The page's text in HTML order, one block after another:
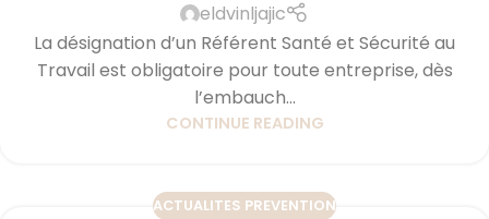
eldvinljajic
La désignation d’un Référent Santé et Sécurité au
Travail est obligatoire pour toute entreprise, dès
l’embauch...
CONTINUE READING
ACTUALITES PREVENTION